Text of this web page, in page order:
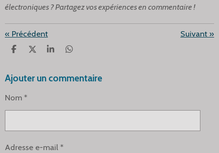
électroniques ? Partagez vos expériences en commentaire !
« Précédent Suivant »
P
T
E
R
P
T
R
P
T
R
P
T
R
Ajouter un commentaire
Nom *
Adresse e-mail *